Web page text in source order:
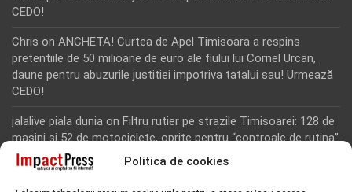
Politica de cookies
CEDO!
Chris on ANCHETA! Curtea de Apel Timisoara a respins
pretentiile de 50 milioane de euro ale fiului lui Cornel Urcan,
daune pentru abuzurile justitiei impotriva tatalui sau! Urmează
CEDO!
jalalive piala dunia on Filtru rutier pe strazile Timisoarei: 128 de
masini si 52 de motociclete, oprite pentru “controale de rutina”
Rodion Camatoritul on Inca un martor din dosarul fraudei cu